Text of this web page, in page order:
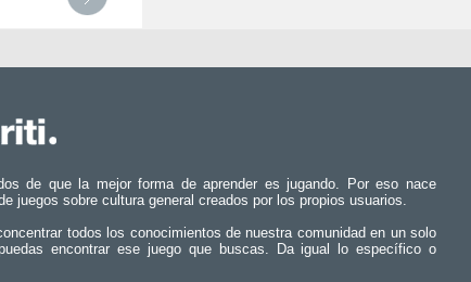
de que la mejor forma de aprender es jugando. Por eso nace
juegos sobre cultura general creados por los propios usuarios.
todos los conocimientos de nuestra comunidad en un solo
encontrar ese juego que buscas. Da igual lo específico o